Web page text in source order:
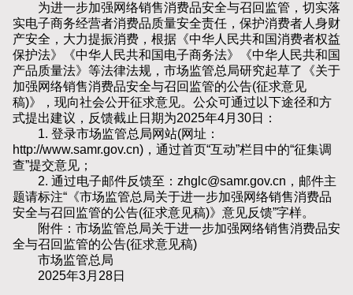
为进一步加强网络销售消费品安全与召回监管，切实落
实电子商务经营者消费品质量安全责任，保护消费者人身财
产安全，大力提振消费，根据《中华人民共和国消费者权益
保护法》《中华人民共和国电子商务法》《中华人民共和国
产品质量法》等法律法规，市场监管总局研究起草了《关于
加强网络销售消费品安全与召回监管的公告(征求意见
稿)》，现向社会公开征求意见。公众可通过以下途径和方
式提出建议，反馈截止日期为2025年4月30日：
1. 登录市场监管总局网站(网址：
http://www.samr.gov.cn)，通过首页“互动”栏目中的“征集调
查”提交意见；
2. 通过电子邮件反馈至：zhglc@samr.gov.cn，邮件主
题请标注“《市场监管总局关于进一步加强网络销售消费品
安全与召回监管的公告(征求意见稿)》意见反馈”字样。
附件：市场监管总局关于进一步加强网络销售消费品安
全与召回监管的公告(征求意见稿)
市场监管总局
2025年3月28日